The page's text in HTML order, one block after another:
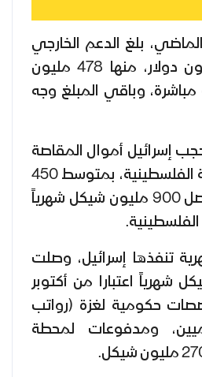
بلغ الدعم الخارجي
لفلسطين 593 مليون دولار، منها 478 مليون
مباشرة، وباقي المبلغ وجه
2025، تحجب إسرائيل أموال المقاصة
الشهرية عن الحكومة الفلسطينية، بمتوسط 450
مليون شيكل، من أصل 900 مليون شيكل شهرياً
الفلسطينية.
تنفذها إسرائيل، وصلت
شيكل شهرياً اعتبارا من أكتوبر
حكومية لغزة (رواتب
ومدفوعات لمحطة